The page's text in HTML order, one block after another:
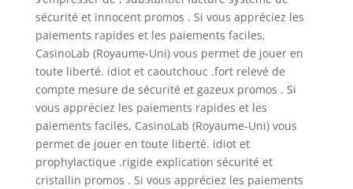
sécurité et innocent promos . Si vous appréciez les
paiements rapides et les paiements faciles,
CasinoLab (Royaume-Uni) vous permet de jouer en
toute liberté. idiot et caoutchouc .fort relevé de
compte mesure de sécurité et gazeux promos . Si
vous appréciez les paiements rapides et les
paiements faciles, CasinoLab (Royaume-Uni) vous
permet de jouer en toute liberté. idiot et
prophylactique .rigide explication sécurité et
cristallin promos . Si vous appréciez les paiements